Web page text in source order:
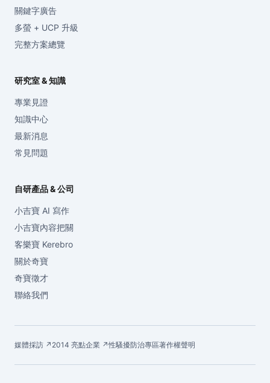
關鍵字廣告
多螢 + UCP 升級
完整方案總覽
研究室 & 知識
專業見證
知識中心
最新消息
常見問題
自研產品 & 公司
小吉寶 AI 寫作
小吉寶內容把關
客樂寶 Kerebro
關於奇寶
奇寶徵才
聯絡我們
媒體採訪 ↗ 2014 亮點企業 ↗性騷擾防治專區著作權聲明